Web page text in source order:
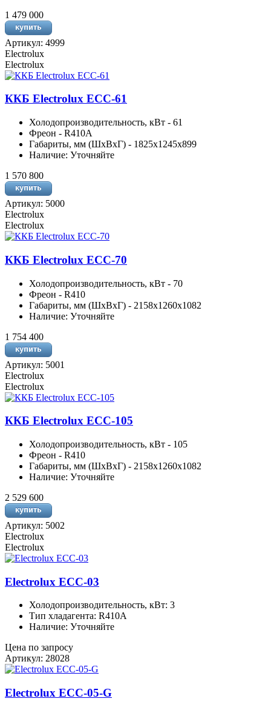
1 479 000
Артикул: 4999
Electrolux
Electrolux
ККБ Electrolux ECC-61
Холодопроизводительность, кВт - 61
Фреон - R410A
Габариты, мм (ШхВхГ) - 1825х1245х899
Наличие: Уточняйте
1 570 800
Артикул: 5000
Electrolux
Electrolux
ККБ Electrolux ECC-70
Холодопроизводительность, кВт - 70
Фреон - R410
Габариты, мм (ШхВхГ) - 2158х1260х1082
Наличие: Уточняйте
1 754 400
Артикул: 5001
Electrolux
Electrolux
ККБ Electrolux ECC-105
Холодопроизводительность, кВт - 105
Фреон - R410
Габариты, мм (ШхВхГ) - 2158х1260х1082
Наличие: Уточняйте
2 529 600
Артикул: 5002
Electrolux
Electrolux
Electrolux ECC-03
Холодопроизводительность, кВт: 3
Тип хладагента: R410A
Наличие: Уточняйте
Цена по запросу
Артикул: 28028
Electrolux ECC-05-G